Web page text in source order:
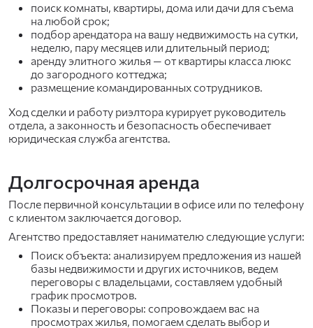
поиск комнаты, квартиры, дома или дачи для съема
на любой срок;
подбор арендатора на вашу недвижимость на сутки,
неделю, пару месяцев или длительный период;
аренду элитного жилья — от квартиры класса люкс
до загородного коттеджа;
размещение командированных сотрудников.
Ход сделки и работу риэлтора курирует руководитель
отдела, а законность и безопасность обеспечивает
юридическая служба агентства.
Долгосрочная аренда
После первичной консультации в офисе или по телефону
с клиентом заключается договор.
Агентство предоставляет нанимателю следующие услуги:
Поиск объекта: анализируем предложения из нашей
базы недвижимости и других источников, ведем
переговоры с владельцами, составляем удобный
график просмотров.
Показы и переговоры: сопровождаем вас на
просмотрах жилья, помогаем сделать выбор и